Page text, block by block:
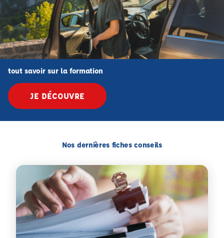
tout savoir sur la formation
JE DÉCOUVRE
Nos dernières fiches conseils